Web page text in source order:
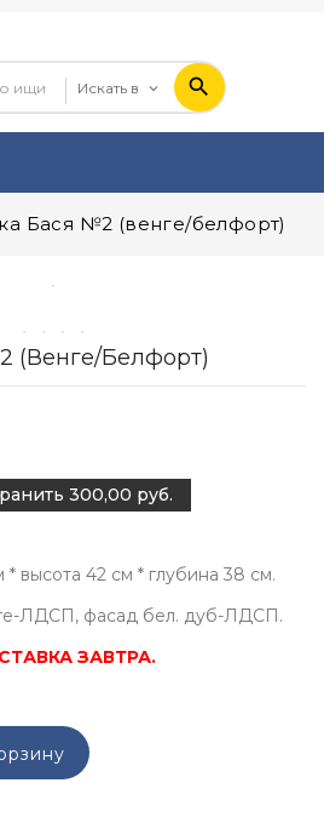
Бася №2 (венге/белфорт)
(венге/белфорт)
300,00 руб.
высота 42 см * глубина 38 см.
ЛДСП, фасад бел. дуб-ЛДСП.
ЗАВТРА.